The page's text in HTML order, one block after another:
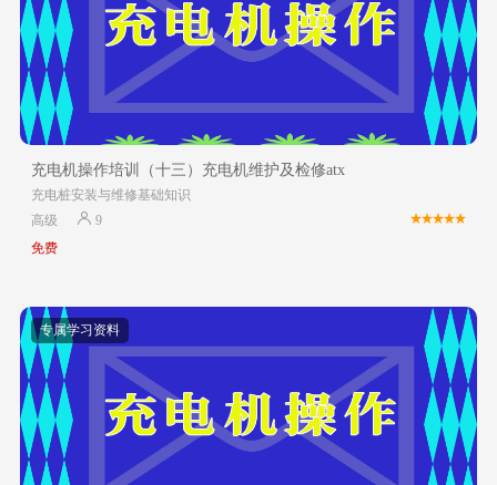
充电机操作培训（十三）充电机维护及检修atx
充电桩安装与维修基础知识
高级
9
免费
专属学习资料